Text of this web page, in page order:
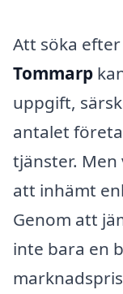
Att söka efter
Tommarp
uppgift,
antalet
tjänster.
att inhämt
Genom att
inte bara en